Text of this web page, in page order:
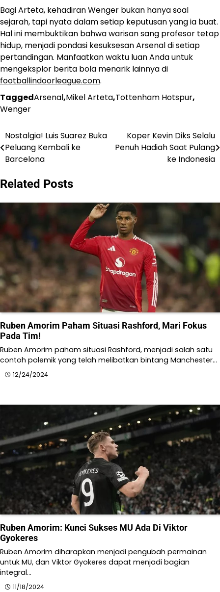
Bagi Arteta, kehadiran Wenger bukan hanya soal
sejarah, tapi nyata dalam setiap keputusan yang ia buat.
Hal ini membuktikan bahwa warisan sang profesor tetap
hidup, menjadi pondasi kesuksesan Arsenal di setiap
pertandingan. Manfaatkan waktu luan Anda untuk
mengeksplor berita bola menarik lainnya di
footballindoorleague.com.
TaggedArsenal,Mikel Arteta,Tottenham Hotspur,
Wenger
Post
navigation
Nostalgia! Luis Suarez Buka
Peluang Kembali ke
Barcelona
Koper Kevin Diks Selalu
Penuh Hadiah Saat Pulang
ke Indonesia
Related Posts
Ruben Amorim Paham Situasi Rashford, Mari Fokus
Pada Tim!
Ruben Amorim paham situasi Rashford, menjadi salah satu
contoh polemik yang telah melibatkan bintang Manchester…
12/24/2024
Ruben Amorim: Kunci Sukses MU Ada Di Viktor
Gyokeres
Ruben Amorim diharapkan menjadi pengubah permainan
untuk MU, dan Viktor Gyokeres dapat menjadi bagian
integral…
11/18/2024